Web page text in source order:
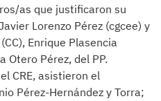
as que justificaron su
Lorenzo Pérez (cgcee) y
Enrique Plasencia
Otero Pérez, del PP.
CRE, asistieron el
Pérez-Hernández y Torra;